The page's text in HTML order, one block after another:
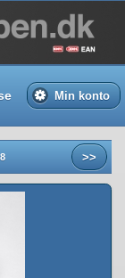
Min konto
>>